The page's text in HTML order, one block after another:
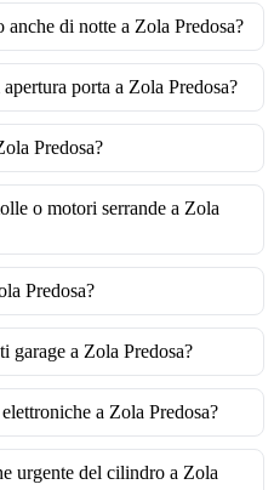
di notte a Zola Predosa?
porta a Zola Predosa?
Predosa?
o motori serrande a Zola
Predosa?
garage a Zola Predosa?
a Zola Predosa?
urgente del cilindro a Zola